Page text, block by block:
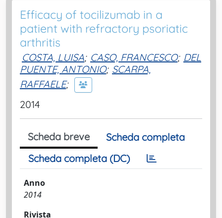
Efficacy of tocilizumab in a
patient with refractory psoriatic
arthritis
COSTA, LUISA; CASO, FRANCESCO; DEL
PUENTE, ANTONIO; SCARPA,
RAFFAELE;
2014
Scheda breve
Scheda completa
Scheda completa (DC)
Anno
2014
Rivista